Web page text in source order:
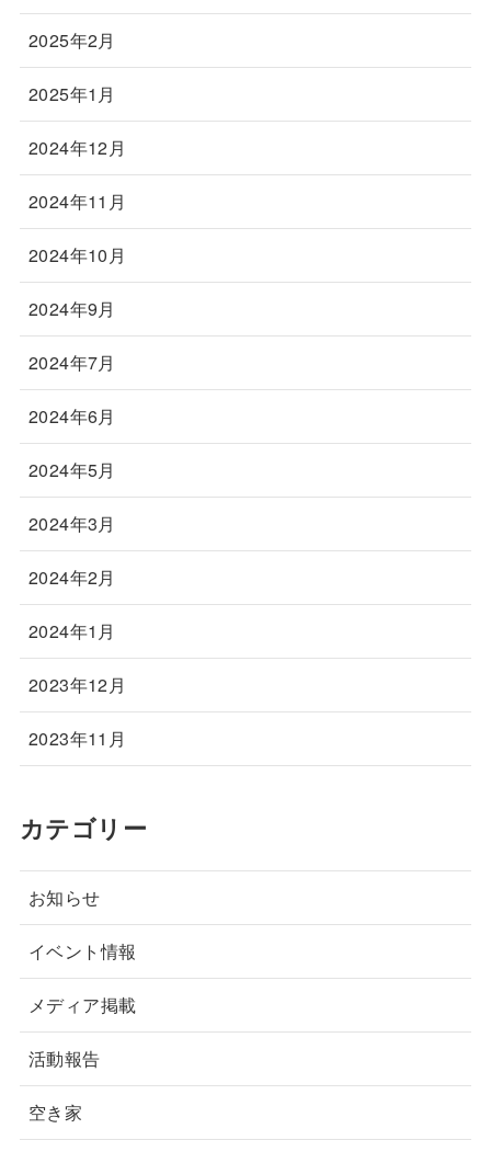
2025年2月
2025年1月
2024年12月
2024年11月
2024年10月
2024年9月
2024年7月
2024年6月
2024年5月
2024年3月
2024年2月
2024年1月
2023年12月
2023年11月
カテゴリー
お知らせ
イベント情報
メディア掲載
活動報告
空き家